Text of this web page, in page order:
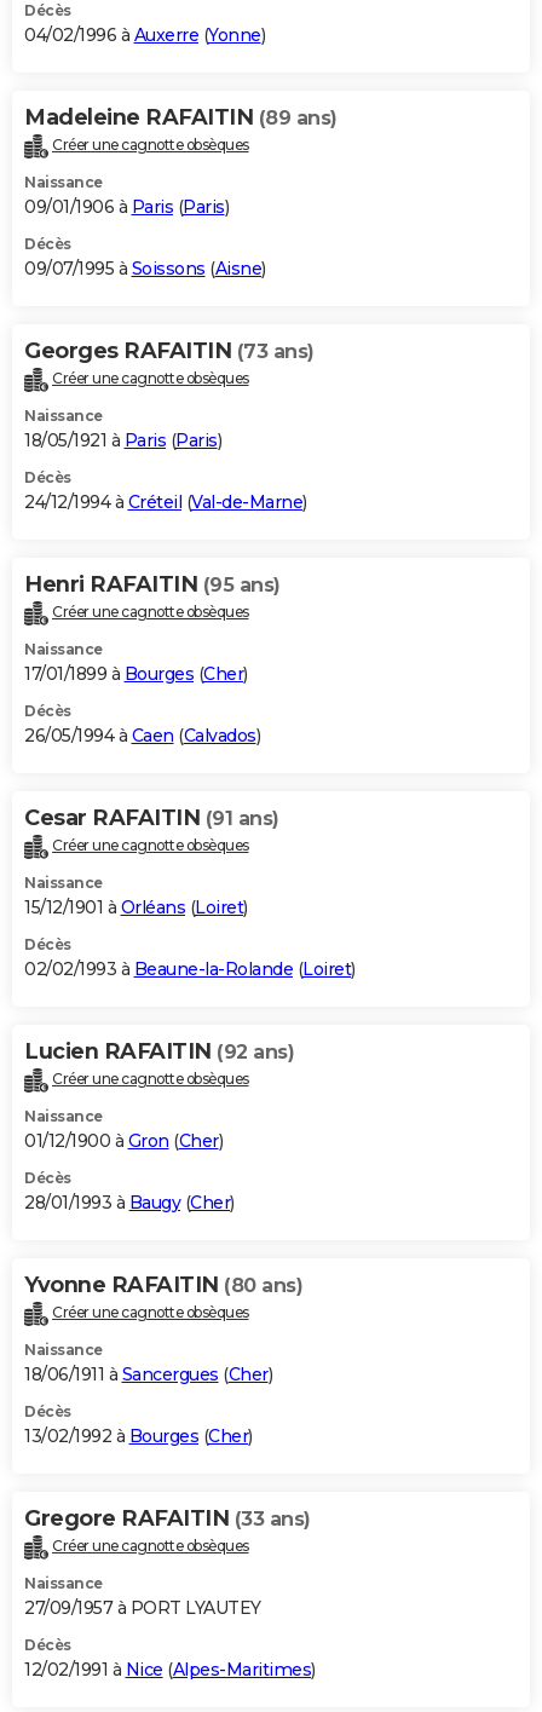
Décès
04/02/1996 à Auxerre (Yonne)
Madeleine RAFAITIN (89 ans)
Créer une cagnotte obsèques
Naissance
09/01/1906 à Paris (Paris)
Décès
09/07/1995 à Soissons (Aisne)
Georges RAFAITIN (73 ans)
Créer une cagnotte obsèques
Naissance
18/05/1921 à Paris (Paris)
Décès
24/12/1994 à Créteil (Val-de-Marne)
Henri RAFAITIN (95 ans)
Créer une cagnotte obsèques
Naissance
17/01/1899 à Bourges (Cher)
Décès
26/05/1994 à Caen (Calvados)
Cesar RAFAITIN (91 ans)
Créer une cagnotte obsèques
Naissance
15/12/1901 à Orléans (Loiret)
Décès
02/02/1993 à Beaune-la-Rolande (Loiret)
Lucien RAFAITIN (92 ans)
Créer une cagnotte obsèques
Naissance
01/12/1900 à Gron (Cher)
Décès
28/01/1993 à Baugy(Cher)
Yvonne RAFAITIN (80 ans)
Créer une cagnotte obsèques
Naissance
18/06/1911 à Sancergues (Cher)
Décès
13/02/1992 à Bourges (Cher)
Gregore RAFAITIN (33 ans)
Créer une cagnotte obsèques
Naissance
27/09/1957 à PORT LYAUTEY
Décès
12/02/1991 à Nice (Alpes-Maritimes)